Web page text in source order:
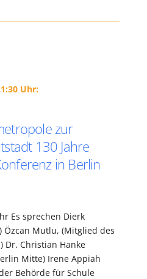
Uhr:
zur
130 Jahre
in Berlin
Es sprechen Dierk
Özcan Mutlu, (Mitglied des
Dr. Christian Hanke
Mitte) Irene Appiah
Behörde für Schule